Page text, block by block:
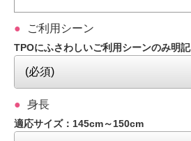
ご利用シーン
TPOにふさわしいご利用シーンのみ明記
身長
適応サイズ：145cm～150cm